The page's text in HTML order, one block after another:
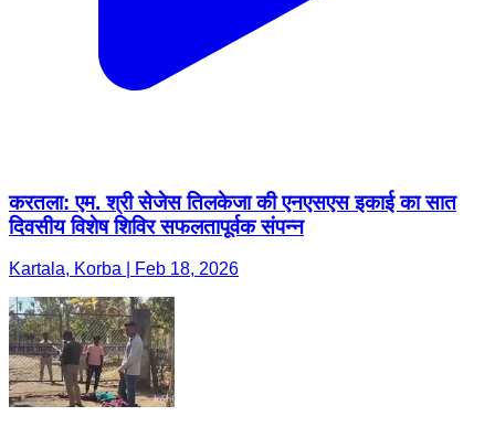
करतला: एम. श्री सेजेस तिलकेजा की एनएसएस इकाई का सात
दिवसीय विशेष शिविर सफलतापूर्वक संपन्न
Kartala, Korba | Feb 18, 2026